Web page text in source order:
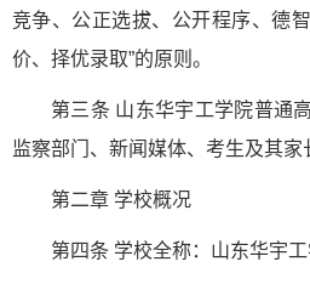
竞争、公正选拔、公开程序、德
价、择优录取”的原则。
第三条 山东华宇工学院普通
监察部门、新闻媒体、考生及其家
第二章 学校概况
第四条 学校全称：山东华宇